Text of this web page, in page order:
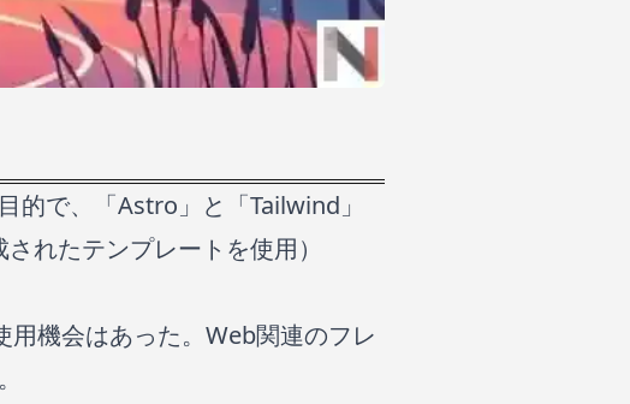
的で、「Astro」と「Tailwind」
れたテンプレートを使用）
用機会はあった。Web関連のフレ